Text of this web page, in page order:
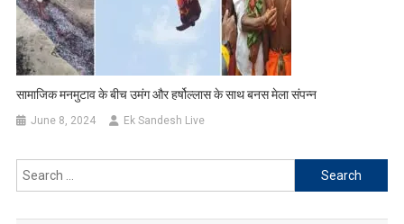
सामाजिक मनमुटाव के बीच उमंग और हर्षोल्लास के साथ बनस मेला संपन्न
June 8, 2024 Ek Sandesh Live
Search
for: